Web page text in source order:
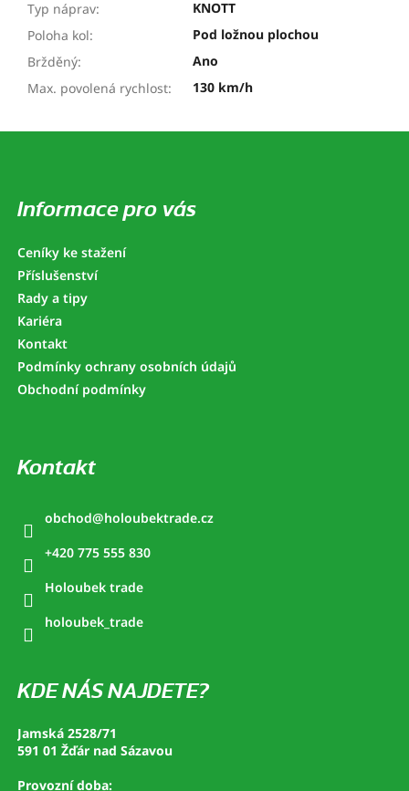
Typ náprav:
KNOTT
Poloha kol:
Pod ložnou plochou
Bržděný:
Ano
Max. povolená rychlost: 130 km/h
Informace pro vás
Ceníky ke stažení
Příslušenství
Rady a tipy
Kariéra
Kontakt
Podmínky ochrany osobních údajů
Obchodní podmínky
Kontakt
obchod@holoubektrade.cz
+420 775 555 830
Holoubek trade
holoubek_trade
KDE NÁS NAJDETE?
Jamská 2528/71
591 01 Žďár nad Sázavou
Provozní doba: